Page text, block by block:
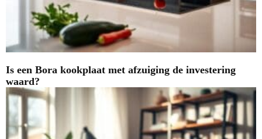
Is een Bora kookplaat met afzuiging de investering
waard?